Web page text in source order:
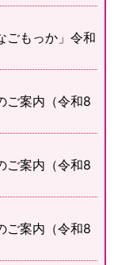
ごもっか」令和
ご案内（令和8
ご案内（令和8
ご案内（令和8